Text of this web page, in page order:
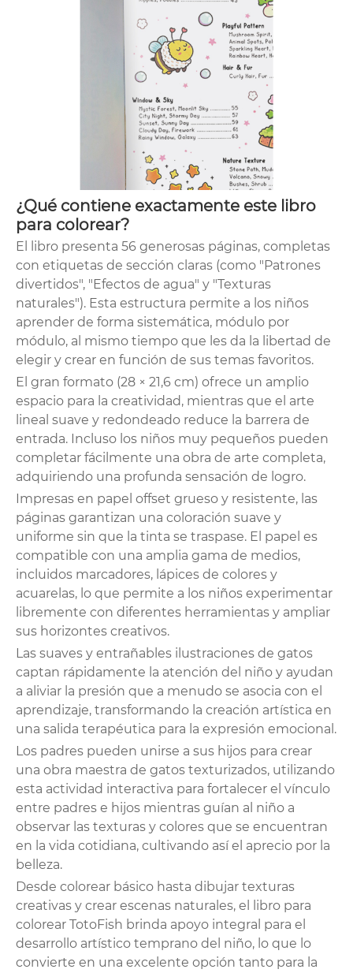
¿Qué contiene exactamente este libro
para colorear?
El libro presenta 56 generosas páginas, completas
con etiquetas de sección claras (como "Patrones
divertidos", "Efectos de agua" y "Texturas
naturales"). Esta estructura permite a los niños
aprender de forma sistemática, módulo por
módulo, al mismo tiempo que les da la libertad de
elegir y crear en función de sus temas favoritos.
El gran formato (28 × 21,6 cm) ofrece un amplio
espacio para la creatividad, mientras que el arte
lineal suave y redondeado reduce la barrera de
entrada. Incluso los niños muy pequeños pueden
completar fácilmente una obra de arte completa,
adquiriendo una profunda sensación de logro.
Impresas en papel offset grueso y resistente, las
páginas garantizan una coloración suave y
uniforme sin que la tinta se traspase. El papel es
compatible con una amplia gama de medios,
incluidos marcadores, lápices de colores y
acuarelas, lo que permite a los niños experimentar
libremente con diferentes herramientas y ampliar
sus horizontes creativos.
Las suaves y entrañables ilustraciones de gatos
captan rápidamente la atención del niño y ayudan
a aliviar la presión que a menudo se asocia con el
aprendizaje, transformando la creación artística en
una salida terapéutica para la expresión emocional.
Los padres pueden unirse a sus hijos para crear
una obra maestra de gatos texturizados, utilizando
esta actividad interactiva para fortalecer el vínculo
entre padres e hijos mientras guían al niño a
observar las texturas y colores que se encuentran
en la vida cotidiana, cultivando así el aprecio por la
belleza.
Desde colorear básico hasta dibujar texturas
creativas y crear escenas naturales, el libro para
colorear TotoFish brinda apoyo integral para el
desarrollo artístico temprano del niño, lo que lo
convierte en una excelente opción tanto para la